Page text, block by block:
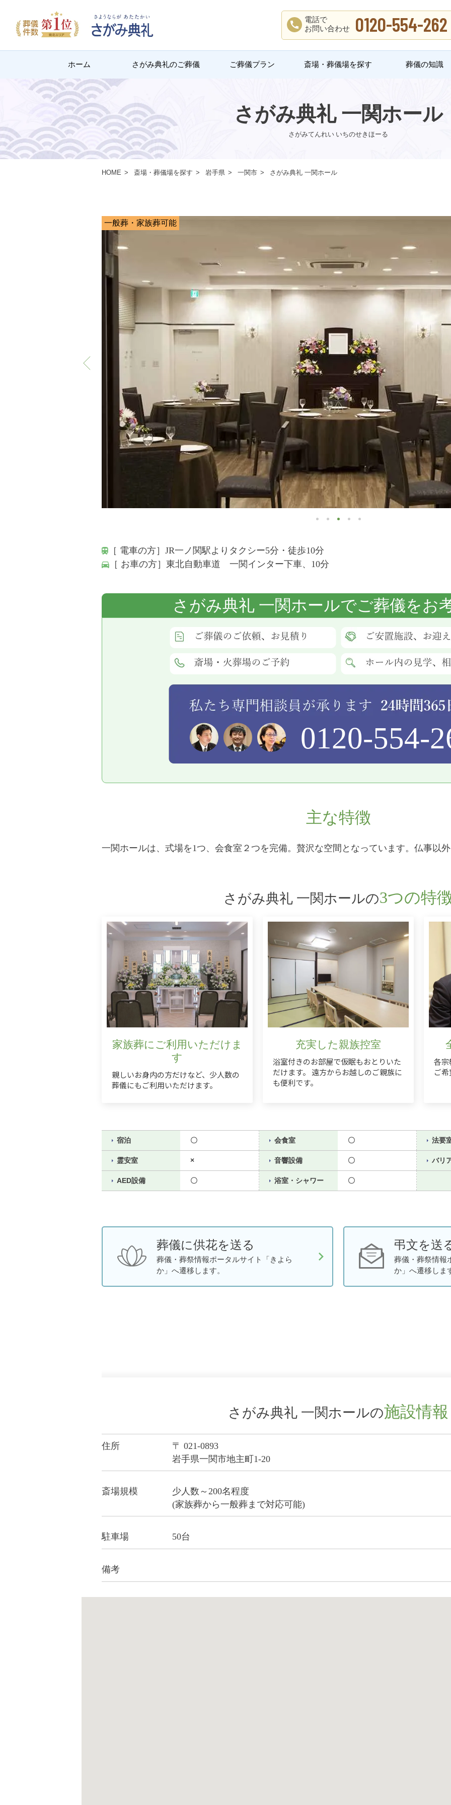
電話で
お問い合わせ
0120-554-262
ホーム さがみ典礼のご葬儀 ご葬儀プラン 斎場・葬儀場を探す 葬儀の知識
さがみ典礼 一関ホール
さがみてんれい いちのせきほーる
HOME 斎場・葬儀場を探す 岩手県 一関市 さがみ典礼 一関ホール
一般葬・家族葬可能
［ 電車の方］JR一ノ関駅よりタクシー5分・徒歩10分
［ お車の方］東北自動車道 一関インター下車、10分
さがみ典礼 一関ホールでご葬儀をお
0120-554-
主な特徴
一関ホールは、式場を1つ、会食室２つを完備。贅沢な空間となっています。仏事以
さがみ典礼 一関ホールの3つの特
家族葬にご利用いただけま
す
親しいお身内の方だけなど、少人数の
葬儀にもご利用いただけます。
充実した親族控室
浴室付きのお部屋で仮眠もおとりいた
だけます。 遠方からお越しのご親族に
も便利です。
各宗
ご
宿泊 〇 会食室 〇 法要
霊安室 × 音響設備 〇 バリ
AED設備 〇 浴室・シャワー 〇
葬儀に供花を送る
葬儀・葬祭情報ポータルサイト「きよら
か」へ遷移します。
弔文を送
葬儀・葬祭情報
か」へ遷移しま
さがみ典礼 一関ホールの施設情報
住所
〒 021-0893
岩手県一関市地主町1-20
斎場規模
少人数～200名程度
(家族葬から一般葬まで対応可能)
駐車場 50台
備考